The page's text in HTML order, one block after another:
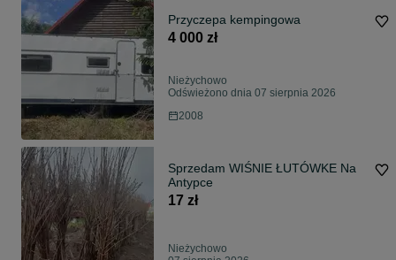
Przyczepa kempingowa
4 000 zł
Nieżychowo
Odświeżono dnia 07 sierpnia 2026
2008
Sprzedam WIŚNIE ŁUTÓWKE Na
Antypce
17 zł
Nieżychowo